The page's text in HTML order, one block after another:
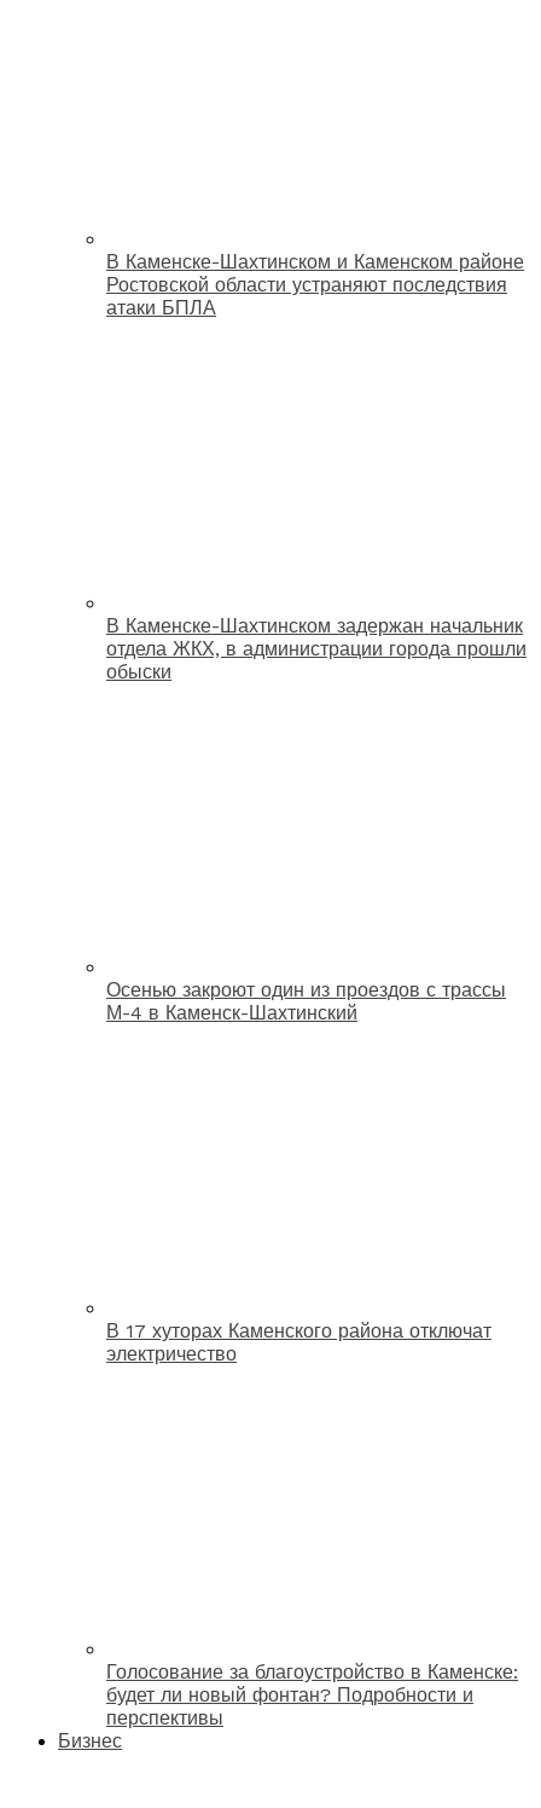
В Каменске-Шахтинском и Каменском районе
Ростовской области устраняют последствия
атаки БПЛА
В Каменске-Шахтинском задержан начальник
отдела ЖКХ, в администрации города прошли
обыски
Осенью закроют один из проездов с трассы
М-4 в Каменск-Шахтинский
В 17 хуторах Каменского района отключат
электричество
Голосование за благоустройство в Каменске:
будет ли новый фонтан? Подробности и
перспективы
Бизнес